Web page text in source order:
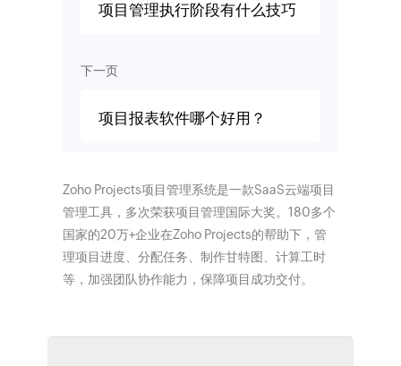
项目管理执行阶段有什么技巧
下一页
项目报表软件哪个好用？
Zoho Projects项目管理系统是一款SaaS云端项目
管理工具，多次荣获项目管理国际大奖。180多个
国家的20万+企业在Zoho Projects的帮助下，管
理项目进度、分配任务、制作甘特图、计算工时
等，加强团队协作能力，保障项目成功交付。